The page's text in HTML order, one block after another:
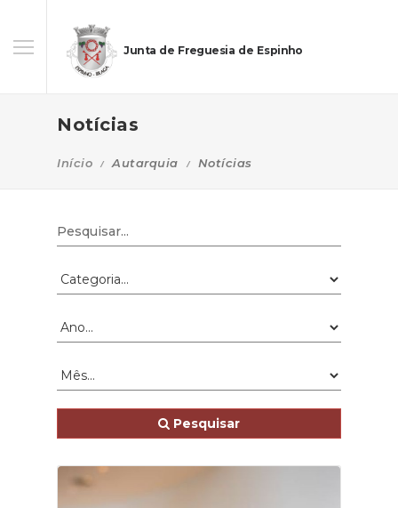
Junta de Freguesia de Espinho
Notícias
Início Autarquia Notícias
Pesquisar